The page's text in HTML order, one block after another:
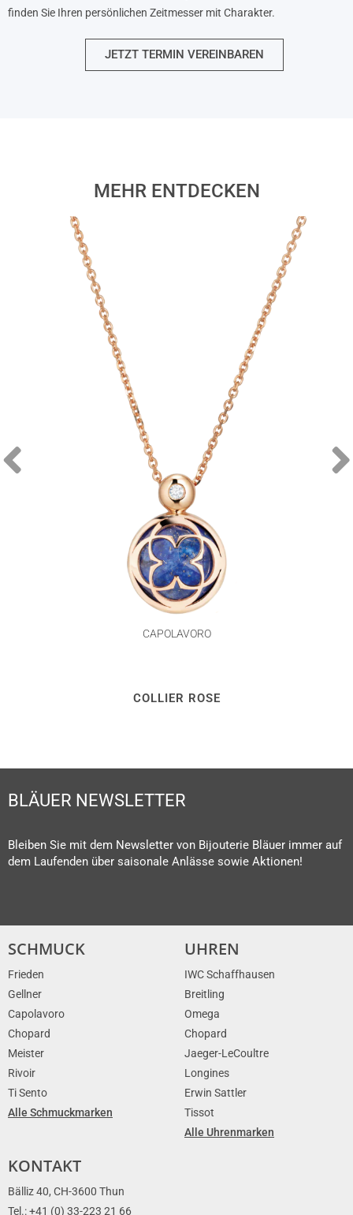
finden Sie Ihren persönlichen Zeitmesser mit Charakter.
JETZT TERMIN VEREINBAREN
MEHR ENTDECKEN
CAPOLAVORO
COLLIER ROSE
BLÄUER NEWSLETTER
Bleiben Sie mit dem Newsletter von Bijouterie Bläuer immer auf
dem Laufenden über saisonale Anlässe sowie Aktionen!
SCHMUCK
Frieden
Gellner
Capolavoro
Chopard
Meister
Rivoir
Ti Sento
Alle Schmuckmarken
UHREN
IWC Schaffhausen
Breitling
Omega
Chopard
Jaeger-LeCoultre
Longines
Erwin Sattler
Tissot
Alle Uhrenmarken
KONTAKT
Bälliz 40, CH-3600 Thun
Tel.: +41 (0) 33-223 21 66